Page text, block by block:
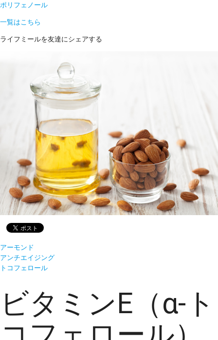
ポリフェノール
一覧はこちら
ライフミールを友達にシェアする
アーモンド
アンチエイジング
トコフェロール
ビタミンE（α-ト